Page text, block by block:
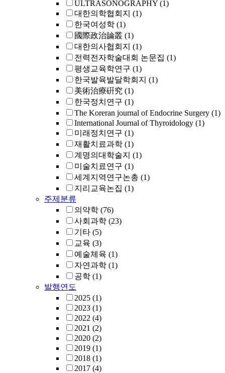
ULTRASONOGRAPHY (1)
대한의학협회지 (1)
한국여성학 (1)
國際政治論叢 (1)
대한의사협회지 (1)
전력전자학술대회 논문집 (1)
평생교육학연구 (1)
한국발육발달학회지 (1)
美術治療硏究 (1)
한국정치연구 (1)
The Koreran journal of Endocrine Surgery (1)
International Journal of Thyroidology (1)
미래정치연구 (1)
재활치료과학 (1)
계명의대학술지 (1)
미술치료연구 (1)
세계지역연구논총 (1)
지리교육논집 (1)
주제분류
의약학 (76)
사회과학 (23)
기타 (5)
교육 (3)
예술체육 (1)
자연과학 (1)
공학 (1)
발행연도
2025 (1)
2023 (1)
2022 (4)
2021 (2)
2020 (2)
2019 (1)
2018 (1)
2017 (4)